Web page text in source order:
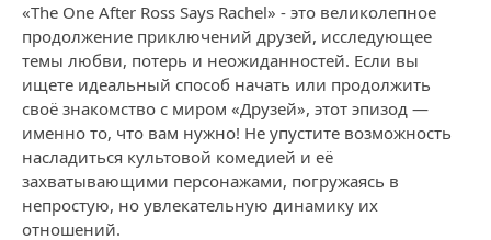
«The One After Ross Says Rachel» - это великолепное
продолжение приключений друзей, исследующее
темы любви, потерь и неожиданностей. Если вы
ищете идеальный способ начать или продолжить
своё знакомство с миром «Друзей», этот эпизод —
именно то, что вам нужно! Не упустите возможность
насладиться культовой комедией и её
захватывающими персонажами, погружаясь в
непростую, но увлекательную динамику их
отношений.